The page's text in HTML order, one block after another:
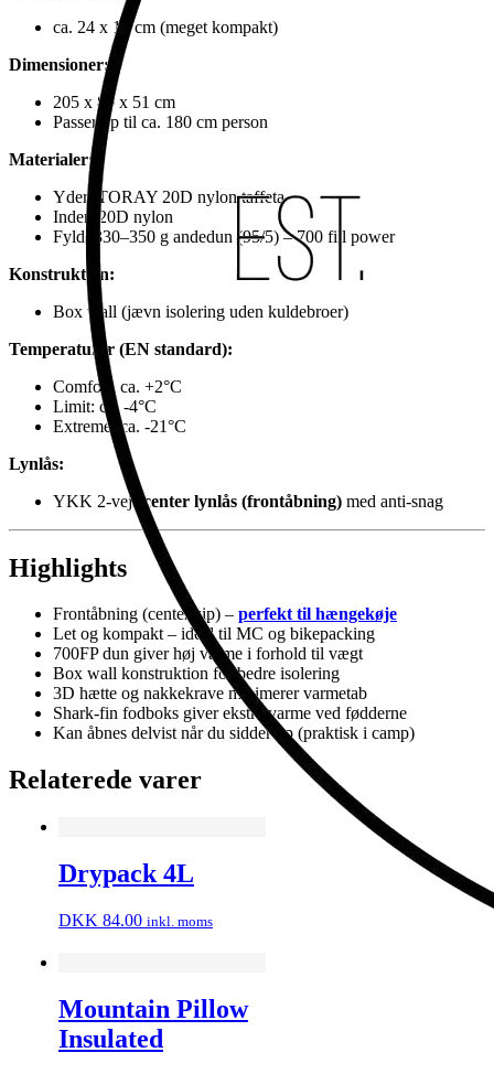
ca. 24 x 16 cm (meget kompakt)
Dimensioner:
205 x 80 x 51 cm
Passer op til ca. 180 cm person
Materialer:
Yder: TORAY 20D nylon taffeta
Inder: 20D nylon
Fyld: 330–350 g andedun (95/5) – 700 fill power
Konstruktion:
Box wall (jævn isolering uden kuldebroer)
Temperaturer (EN standard):
Comfort: ca. +2°C
Limit: ca. -4°C
Extreme: ca. -21°C
Lynlås:
YKK 2-vejs center lynlås (frontåbning) med anti-snag
Highlights
Frontåbning (center zip) – perfekt til hængekøje
Let og kompakt – ideel til MC og bikepacking
700FP dun giver høj varme i forhold til vægt
Box wall konstruktion for bedre isolering
3D hætte og nakkekrave minimerer varmetab
Shark-fin fodboks giver ekstra varme ved fødderne
Kan åbnes delvist når du sidder op (praktisk i camp)
Relaterede varer
Drypack 4L
DKK 84.00 inkl. moms
Mountain Pillow
Insulated